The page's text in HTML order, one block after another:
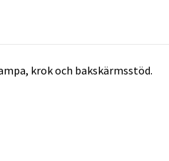
krok och bakskärmsstöd.